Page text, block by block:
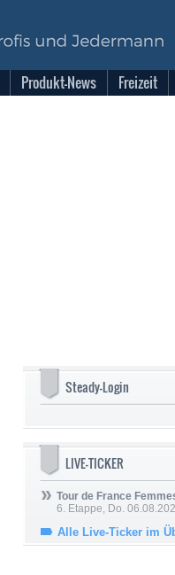
Produkt-News Freizeit
Steady-Login
LIVE-TICKER
Tour de France
6. Etappe, Do.
Alle Live-Ticker im